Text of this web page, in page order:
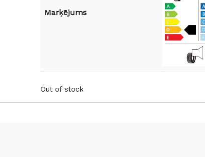
Marķējums
Out of stock